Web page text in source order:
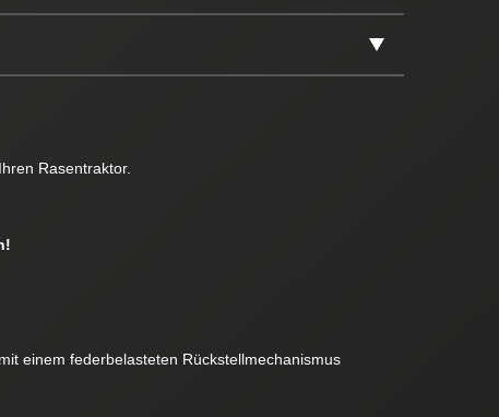
Rasentraktor.
einem federbelasteten Rückstellmechanismus